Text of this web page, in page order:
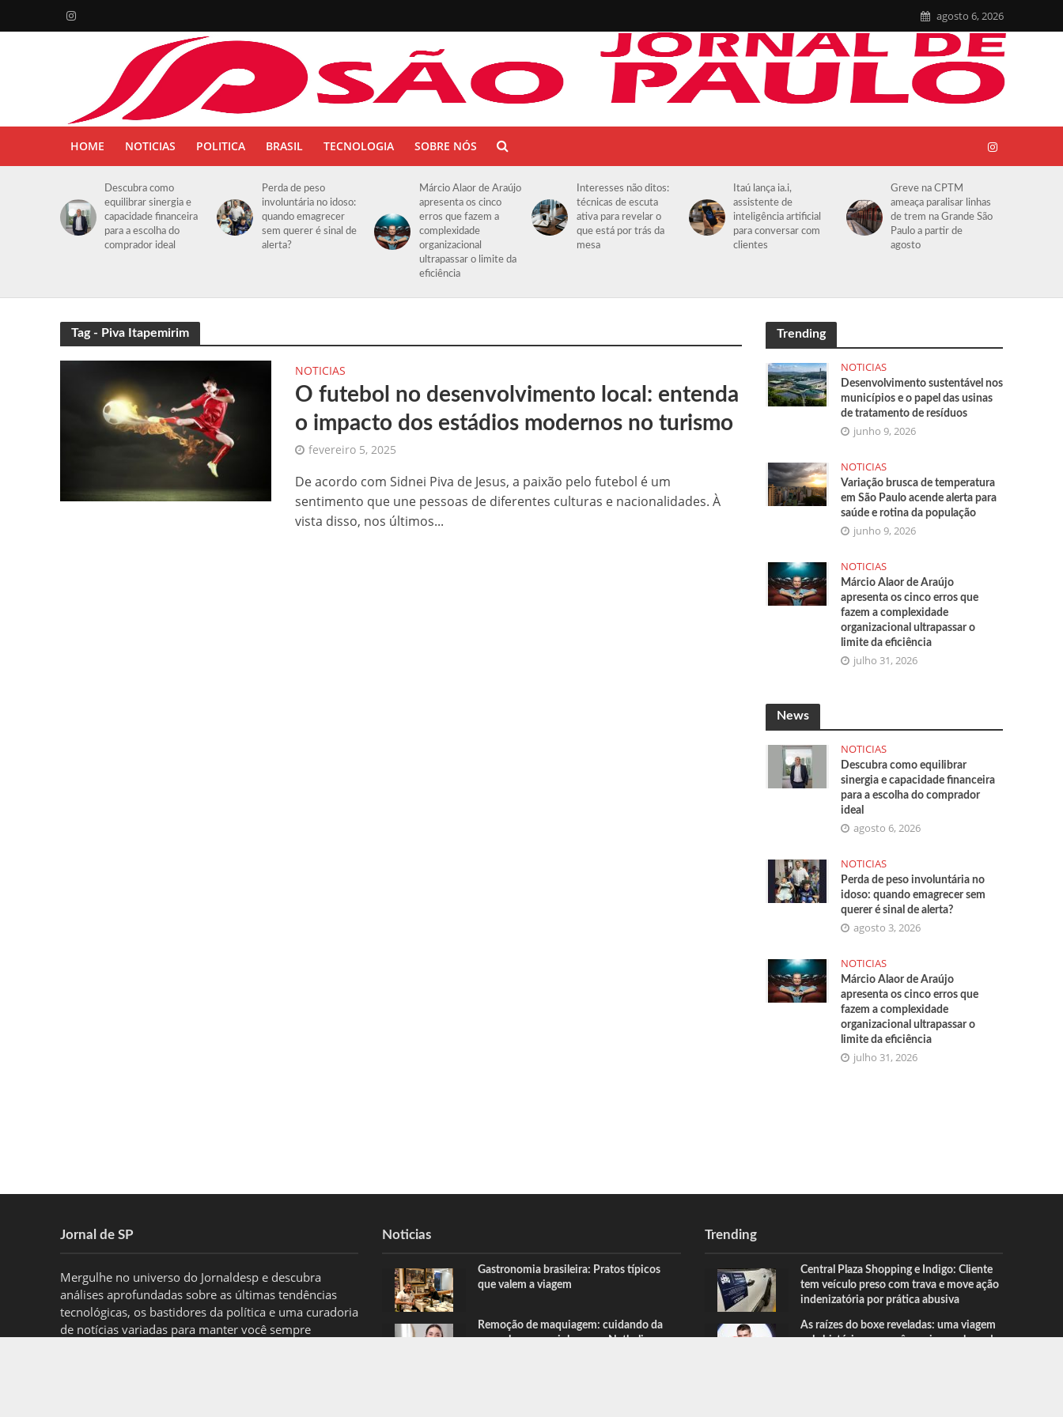
agosto 6, 2026
HOME NOTICIAS POLITICA BRASIL TECNOLOGIA SOBRE NÓS
Descubra como
equilibrar sinergia e
capacidade financeira
para a escolha do
comprador ideal
Perda de peso
involuntária no idoso:
quando emagrecer
sem querer é sinal de
alerta?
Márcio Alaor de Araújo
apresenta os cinco
erros que fazem a
complexidade
organizacional
ultrapassar o limite da
eficiência
Interesses não ditos:
técnicas de escuta
ativa para revelar o
que está por trás da
mesa
Itaú lança ia.i,
assistente de
inteligência artificial
para conversar com
clientes
Greve na CPTM
ameaça paralisar linhas
de trem na Grande São
Paulo a partir de
agosto
Tag - Piva Itapemirim
NOTICIAS
O futebol no desenvolvimento local: entenda
o impacto dos estádios modernos no turismo
fevereiro 5, 2025
De acordo com Sidnei Piva de Jesus, a paixão pelo futebol é um
sentimento que une pessoas de diferentes culturas e nacionalidades. À
vista disso, nos últimos...
Trending
NOTICIAS
Desenvolvimento sustentável nos
municípios e o papel das usinas
de tratamento de resíduos
junho 9, 2026
NOTICIAS
Variação brusca de temperatura
em São Paulo acende alerta para
saúde e rotina da população
junho 9, 2026
NOTICIAS
Márcio Alaor de Araújo
apresenta os cinco erros que
fazem a complexidade
organizacional ultrapassar o
limite da eficiência
julho 31, 2026
News
NOTICIAS
Descubra como equilibrar
sinergia e capacidade financeira
para a escolha do comprador
ideal
agosto 6, 2026
NOTICIAS
Perda de peso involuntária no
idoso: quando emagrecer sem
querer é sinal de alerta?
agosto 3, 2026
NOTICIAS
Márcio Alaor de Araújo
apresenta os cinco erros que
fazem a complexidade
organizacional ultrapassar o
limite da eficiência
julho 31, 2026
Jornal de SP
Mergulhe no universo do Jornaldesp e descubra
análises aprofundadas sobre as últimas tendências
tecnológicas, os bastidores da política e uma curadoria
de notícias variadas para manter você sempre
Noticias
Gastronomia brasileira: Pratos típicos
que valem a viagem
Remoção de maquiagem: cuidando da
sua pele com carinho, com Nathalia
Trending
Central Plaza Shopping e Indigo: Cliente
tem veículo preso com trava e move ação
indenizatória por prática abusiva
As raízes do boxe reveladas: uma viagem
pela história que você precisa conhecer!